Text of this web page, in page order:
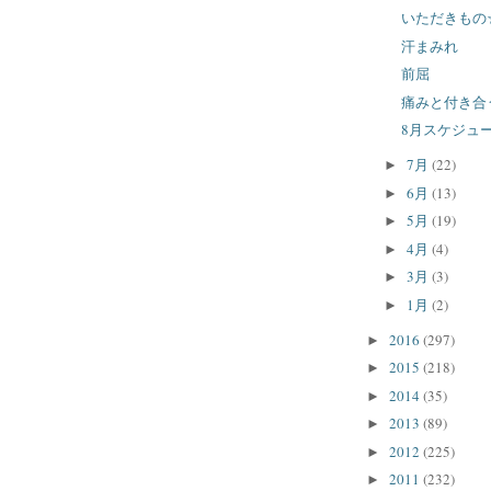
いただきも
汗まみれ
前屈
痛みと付き合
8月スケジュ
► 7月 (22)
► 6月 (13)
► 5月 (19)
► 4月 (4)
► 3月 (3)
► 1月 (2)
► 2016 (297)
► 2015 (218)
► 2014 (35)
► 2013 (89)
► 2012 (225)
► 2011 (232)